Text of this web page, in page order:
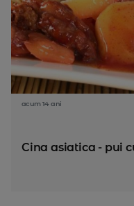
acum 14 ani
Cina asiatica - pui